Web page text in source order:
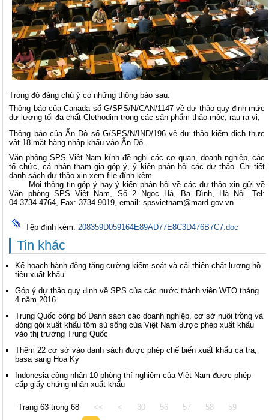
Trong đó đáng chú ý có những thông báo sau:
Thông báo của Canada số G/SPS/N/CAN/1147 về dự thảo quy định mức
dư lượng tối đa chất Clethodim trong các sản phẩm thảo mộc, rau ra vị;
Thông báo của Ấn Độ số G/SPS/N/IND/196 về dự thảo kiểm dịch thực
vật 18 mặt hàng nhập khẩu vào Ấn Độ.
Văn phòng SPS Việt Nam kính đề nghị các cơ quan, doanh nghiệp, các
tổ chức, cá nhân tham gia góp ý, ý kiến phản hồi các dự thảo. Chi tiết
danh sách dự thảo xin xem file đính kèm.
Mọi thông tin góp ý hay ý kiến phản hồi về các dự thảo xin gửi về
Văn phòng SPS Việt Nam, Số 2 Ngọc Hà, Ba Đình, Hà Nội. Tel:
04.3734.4764, Fax: 3734.9019, email:spsvietnam@mard.gov.vn
Tệp đính kèm: 208359D059164E89AD77E8C3D476B7C7.doc
Tin khác
Kế hoạch hành động tăng cường kiểm soát và cải thiện chất lượng hồ
tiêu xuất khẩu
Góp ý dự thảo quy định về SPS của các nước thành viên WTO tháng
4 năm 2016
Trung Quốc công bố Danh sách các doanh nghiệp, cơ sở nuôi trồng và
đóng gói xuất khẩu tôm sú sống của Việt Nam được phép xuất khẩu
vào thị trường Trung Quốc
Thêm 22 cơ sở vào danh sách được phép chế biến xuất khẩu cá tra,
basa sang Hoa Kỳ
Indonesia công nhận 10 phòng thí nghiệm của Việt Nam được phép
cấp giấy chứng nhận xuất khẩu
Trang 63 trong 68 << < 30 56 57 58 59